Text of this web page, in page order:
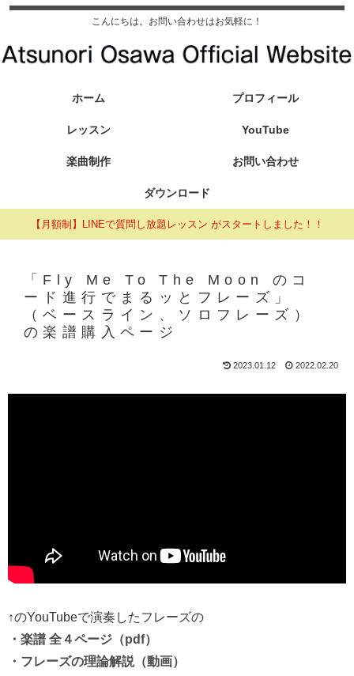
こんにちは。お問い合わせはお気軽に！
ホーム プロフィール
レッスン YouTube
楽曲制作 お問い合わせ
ダウンロード
【月額制】LINEで質問し放題レッスン がスタートしました！！
「Fly Me To The Moon のコ
ード進行でまるッとフレーズ」
（ベースライン、ソロフレーズ）
の楽譜購入ページ
2023.01.12 2022.02.20
↑のYouTubeで演奏したフレーズの
・楽譜 全４ページ（pdf）
・フレーズの理論解説（動画）